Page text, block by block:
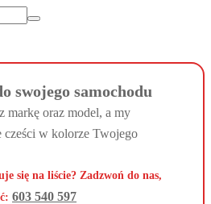
swojego samochodu
markę oraz model, a my
w kolorze Twojego
się na liście? Zadzwoń do nas,
603 540 597